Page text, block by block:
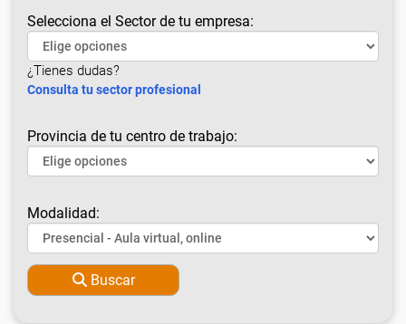
Selecciona el Sector de tu empresa:
¿Tienes dudas?
Consulta tu sector profesional
Provincia de tu centro de trabajo:
Modalidad:
Buscar